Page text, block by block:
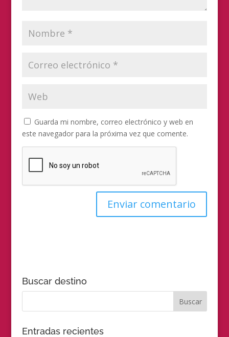
Guarda mi nombre, correo electrónico y web en
este navegador para la próxima vez que comente.
Buscar destino
Entradas recientes